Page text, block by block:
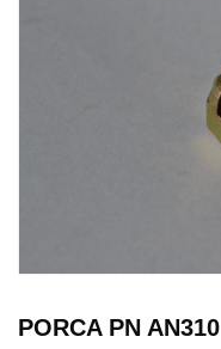
PORCA PN AN310